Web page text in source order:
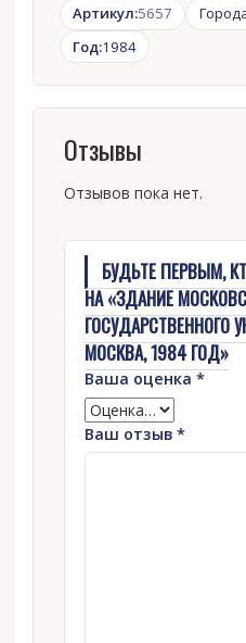
Артикул:5657
Год:1984
Отзывы
Отзывов пока нет.
БУДЬТЕ ПЕРВЫМ,
НА «ЗДАНИЕ
ГОСУДАРСТВЕННОГО
МОСКВА, 1984 ГОД»
Ваша оценка *
Ваш отзыв *